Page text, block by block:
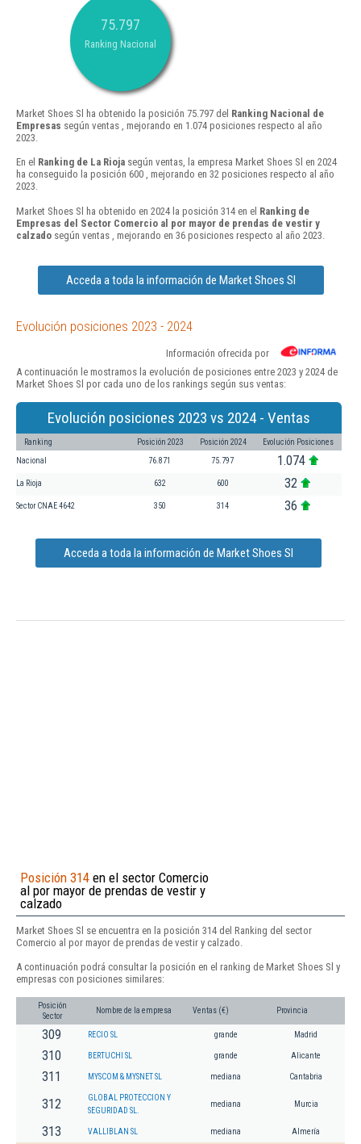
75.797
Ranking Nacional
Market Shoes Sl ha obtenido la posición 75.797 del Ranking Nacional de
Empresas según ventas , mejorando en 1.074 posiciones respecto al año
2023.
En el Ranking de La Rioja según ventas, la empresa Market Shoes Sl en 2024
ha conseguido la posición 600 , mejorando en 32 posiciones respecto al año
2023.
Market Shoes Sl ha obtenido en 2024 la posición 314 en el Ranking de
Empresas del Sector Comercio al por mayor de prendas de vestir y
calzado según ventas , mejorando en 36 posiciones respecto al año 2023.
Acceda a toda la información de Market Shoes Sl
Evolución posiciones 2023 - 2024
Información ofrecida por
A continuación le mostramos la evolución de posiciones entre 2023 y 2024 de
Market Shoes Sl por cada uno de los rankings según sus ventas:
Evolución posiciones 2023 vs 2024 - Ventas
Ranking Posición 2023 Posición 2024 Evolución Posiciones
Nacional 76.871 75.797 1.074
La Rioja 632 600 32
Sector CNAE 4642 350 314 36
Acceda a toda la información de Market Shoes Sl
Posición 314 en el sector Comercio
al por mayor de prendas de vestir y
calzado
Market Shoes Sl se encuentra en la posición 314 del Ranking del sector
Comercio al por mayor de prendas de vestir y calzado.
A continuación podrá consultar la posición en el ranking de Market Shoes Sl y
empresas con posiciones similares:
Posición
Sector
Nombre de la empresa Ventas (€) Provincia
309 RECIO SL grande Madrid
310 BERTUCHI SL grande Alicante
311 MYSCOM & MYSNET SL mediana Cantabria
312
GLOBAL PROTECCION Y
SEGURIDAD SL.
mediana Murcia
313 VALLIBLAN SL mediana Almería